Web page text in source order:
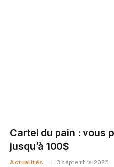
Cartel du pain : vous
jusqu’à 100$
Actualités 13 septembre 2025